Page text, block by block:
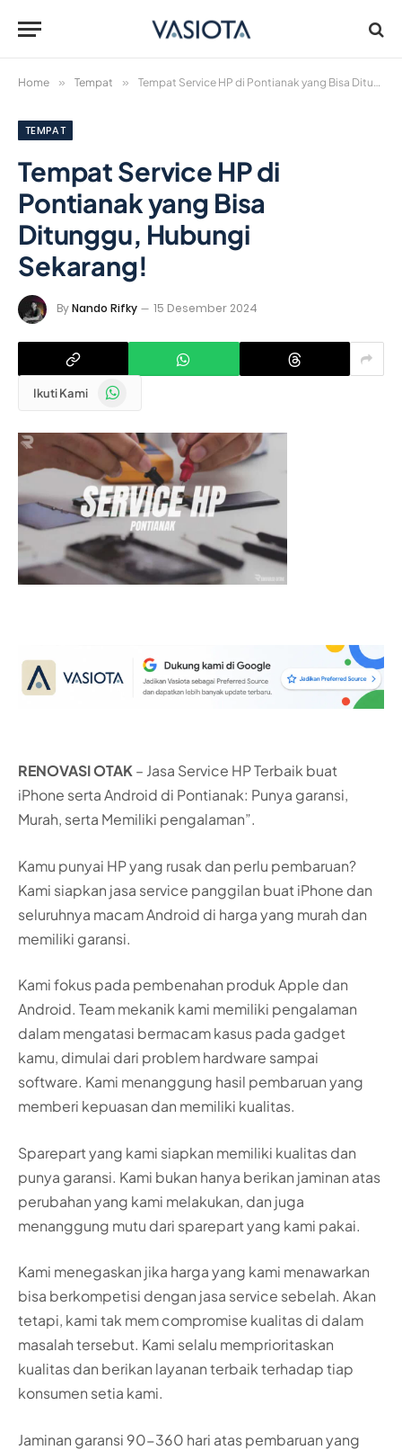
Home » Tempat » Tempat Service HP di Pontianak yang Bisa Ditunggu, Hubungi Sekarang!
TEMPAT
Tempat Service HP di
Pontianak yang Bisa
Ditunggu, Hubungi
Sekarang!
ByNando Rifky 15 Desember 2024
Ikuti Kami WhatsApp
RENOVASI OTAK– Jasa Service HP Terbaik buat
iPhone serta Android di Pontianak: Punya garansi,
Murah, serta Memiliki pengalaman”.
Kamu punyai HP yang rusak dan perlu pembaruan?
Kami siapkan jasa service panggilan buat iPhone dan
seluruhnya macam Android di harga yang murah dan
memiliki garansi.
Kami fokus pada pembenahan produk Apple dan
Android. Team mekanik kami memiliki pengalaman
dalam mengatasi bermacam kasus pada gadget
kamu, dimulai dari problem hardware sampai
software. Kami menanggung hasil pembaruan yang
memberi kepuasan dan memiliki kualitas.
Sparepart yang kami siapkan memiliki kualitas dan
punya garansi. Kami bukan hanya berikan jaminan atas
perubahan yang kami melakukan, dan juga
menanggung mutu dari sparepart yang kami pakai.
Kami menegaskan jika harga yang kami menawarkan
bisa berkompetisi dengan jasa service sebelah. Akan
tetapi, kami tak mem compromise kualitas di dalam
masalah tersebut. Kami selalu memprioritaskan
kualitas dan berikan layanan terbaik terhadap tiap
konsumen setia kami.
Jaminan garansi 90-360 hari atas pembaruan yang